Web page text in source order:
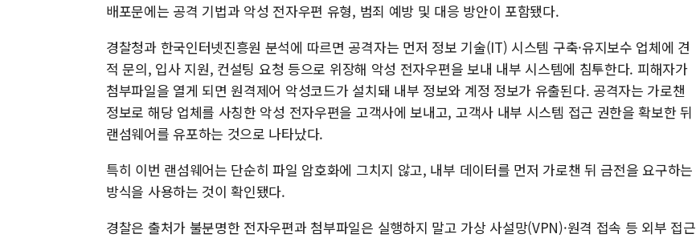
배포문에는 공격 기법과 악성 전자우편 유형, 범죄 예방 및 대응 방안이 포함됐다.
경찰청과 한국인터넷진흥원 분석에 따르면 공격자는 먼저 정보 기술(IT) 시스템 구축·유지보수 업체에 견
적 문의, 입사 지원, 컨설팅 요청 등으로 위장해 악성 전자우편을 보내 내부 시스템에 침투한다. 피해자가
첨부파일을 열게 되면 원격제어 악성코드가 설치돼 내부 정보와 계정 정보가 유출된다. 공격자는 가로챈
정보로 해당 업체를 사칭한 악성 전자우편을 고객사에 보내고, 고객사 내부 시스템 접근 권한을 확보한 뒤
랜섬웨어를 유포하는 것으로 나타났다.
특히 이번 랜섬웨어는 단순히 파일 암호화에 그치지 않고, 내부 데이터를 먼저 가로챈 뒤 금전을 요구하는
방식을 사용하는 것이 확인됐다.
경찰은 출처가 불분명한 전자우편과 첨부파일은 실행하지 말고 가상 사설망(VPN)·원격 접속 등 외부 접근